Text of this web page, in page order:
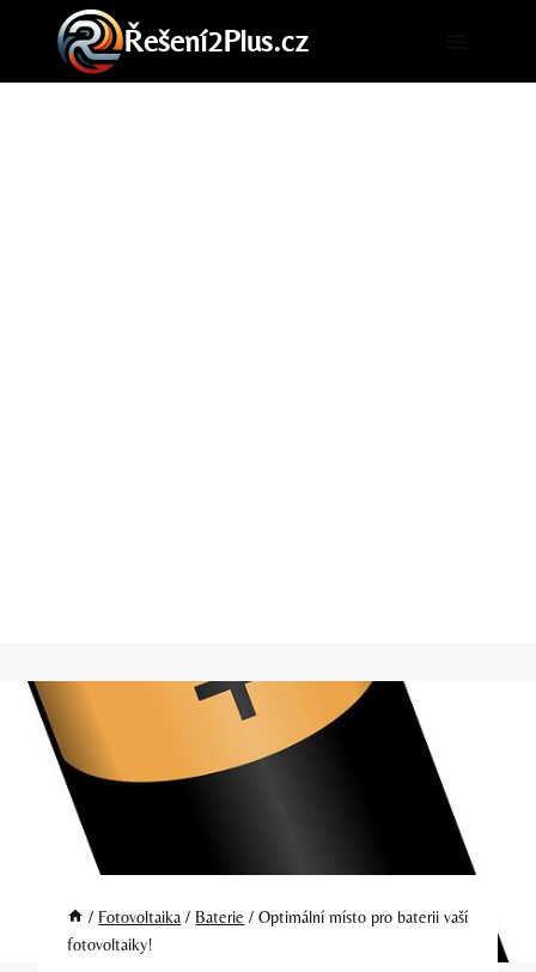
Přeskočit
obsah
Řešení2Plus.cz
/ Fotovoltaika / Baterie / Optimální místo pro baterii vaší
fotovoltaiky!